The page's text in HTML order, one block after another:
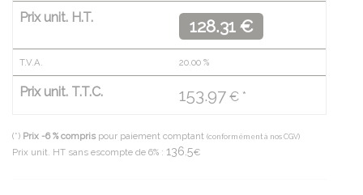
Prix unit. H.T. 128.31 €
T.V.A. 20.00 %
Prix unit. T.T.C. 153.97 € *
(*) Prix -6 % compris pour paiement comptant (conformément à nos CGV)
Prix unit. HT sans escompte de 6% : 136.5€